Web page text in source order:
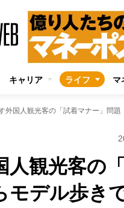
キャリア ライフ マ
人観光客の
デル歩き